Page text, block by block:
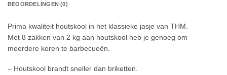
BEOORDELINGEN (0)
Prima kwaliteit houtskool in het klassieke jasje van THM.
Met 8 zakken van 2 kg aan houtskool heb je genoeg om
meerdere keren te barbecueën.
– Houtskool brandt sneller dan briketten.